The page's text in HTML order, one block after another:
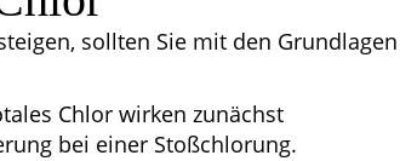
sollten Sie mit den Grundlagen
Chlor wirken zunächst
bei einer Stoßchlorung.